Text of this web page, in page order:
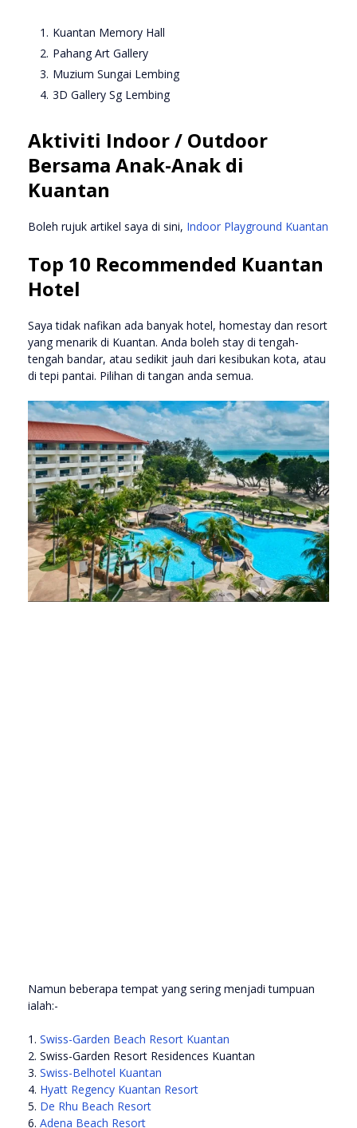
Kuantan Memory Hall
Pahang Art Gallery
Muzium Sungai Lembing
3D Gallery Sg Lembing
Aktiviti Indoor / Outdoor
Bersama Anak-Anak di
Kuantan
Boleh rujuk artikel saya di sini, Indoor Playground Kuantan
Top 10 Recommended Kuantan
Hotel
Saya tidak nafikan ada banyak hotel, homestay dan resort
yang menarik di Kuantan. Anda boleh stay di tengah-
tengah bandar, atau sedikit jauh dari kesibukan kota, atau
di tepi pantai. Pilihan di tangan anda semua.
Namun beberapa tempat yang sering menjadi tumpuan
ialah:-
1. Swiss-Garden Beach Resort Kuantan
2. Swiss-Garden Resort Residences Kuantan
3. Swiss-Belhotel Kuantan
4. Hyatt Regency Kuantan Resort
5. De Rhu Beach Resort
6. Adena Beach Resort